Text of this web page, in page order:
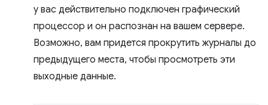
у вас действительно подключен графический
процессор и он распознан на вашем сервере.
Возможно, вам придется прокрутить журналы до
предыдущего места, чтобы просмотреть эти
выходные данные.